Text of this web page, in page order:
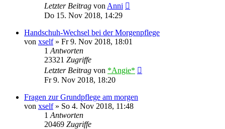
Letzter Beitrag von Anni
Do 15. Nov 2018, 14:29
Handschuh-Wechsel bei der Morgenpflege
von xself» Fr 9. Nov 2018, 18:01
1 Antworten
23321 Zugriffe
Letzter Beitrag von *Angie*
Fr 9. Nov 2018, 18:20
Fragen zur Grundpflege am morgen
von xself» So 4. Nov 2018, 11:48
1 Antworten
20469 Zugriffe